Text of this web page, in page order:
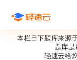
本栏目下题库来源
题库是
轻速云给